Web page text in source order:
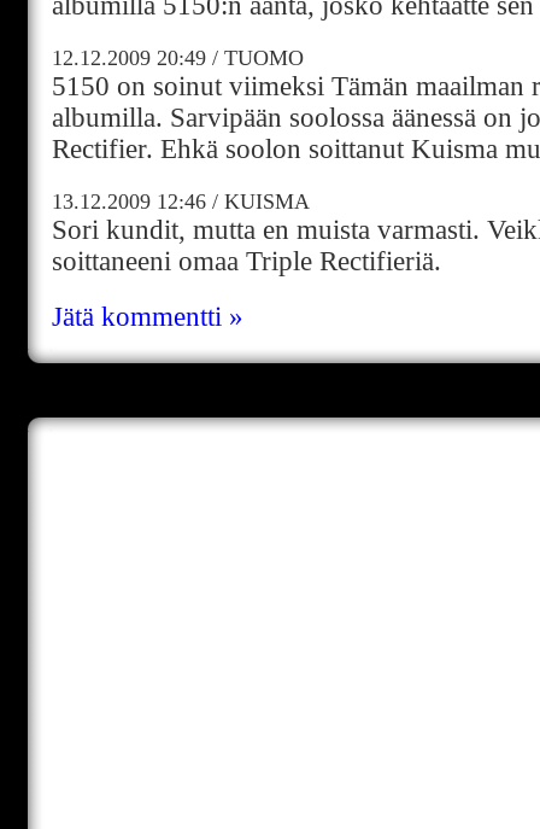
12.12.2009 20:49 / TUOMO
5150 on soinut viimeksi Tämän maailman
albumilla. Sarvipään soolossa äänessä on
Rectifier. Ehkä soolon soittanut Kuisma
13.12.2009 12:46 / KUISMA
Sori kundit, mutta en muista varmasti.
soittaneeni omaa Triple Rectifieriä.
Jätä kommentti »